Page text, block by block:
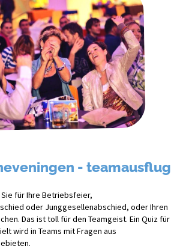
- teamausflug
für Ihre Betriebsfeier,
oder Junggesellenabschied, oder Ihren
Das ist toll für den Teamgeist. Ein Quiz für
wird in Teams mit Fragen aus